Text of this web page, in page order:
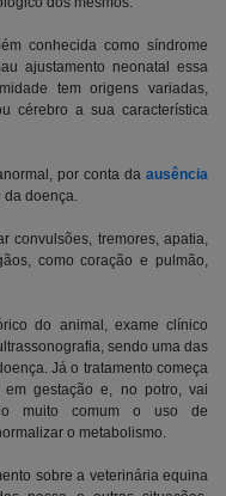
conhecida como síndrome
ajustamento neonatal essa
tem origens variadas,
cérebro a sua característica
por conta da ausência
da doença.
convulsões, tremores, apatia,
como coração e pulmão,
do animal, exame clínico
sendo uma das
Já o tratamento começa
gestação e, no potro, vai
muito comum o uso de
o metabolismo.
sobre a veterinária equina